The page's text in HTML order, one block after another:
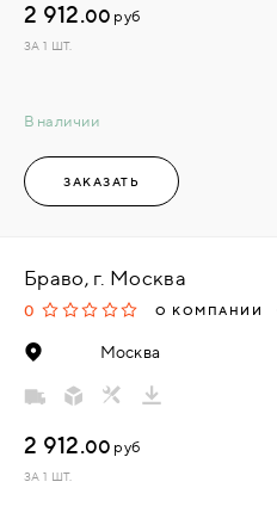
В наличии
2 912.00 руб
ЗА 1 ШТ.
ЗАКАЗАТЬ
Браво, г. Москва
0 О КОМПАНИИ
Москва
2 912.00 руб
ЗА 1 ШТ.